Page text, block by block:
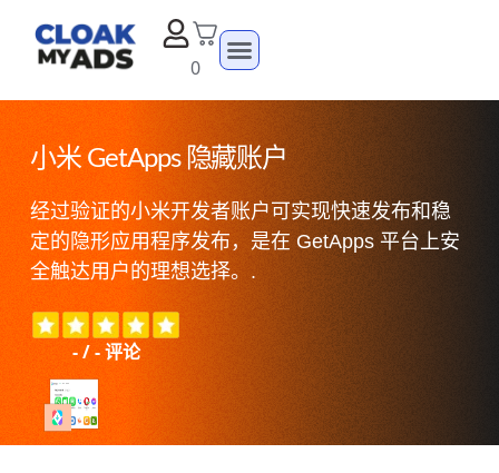
0
小米 GetApps 隐藏账户
经过验证的小米开发者账户可实现快速发布和稳
定的隐形应用程序发布，是在 GetApps 平台上安
全触达用户的理想选择。.
-/-评论